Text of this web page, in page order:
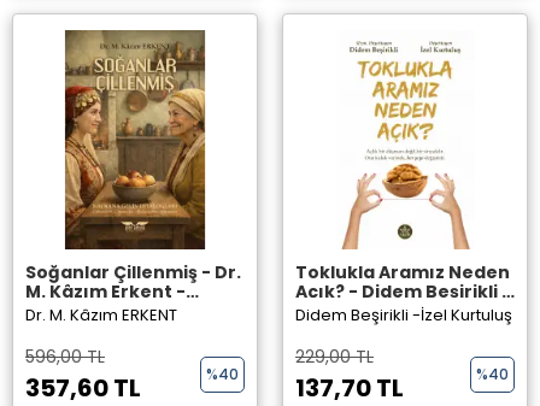
Soğanlar Çillenmiş - Dr.
M. Kâzım Erkent -
Perseus Yayınevi
Dr. M. Kâzım ERKENT
596,00 TL
357,60 TL %40
Toklukla Aramız Neden
Açık? - Didem Beşirikli –
İzel Kurtuluş - Elpis
Yayınları
Didem Beşirikli -İzel Kurtuluş
229,00 TL
137,70 TL %40